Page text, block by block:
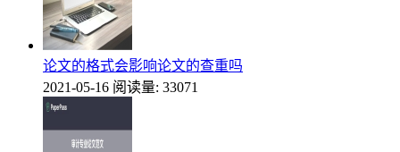
论文的格式会影响论文的查重吗
2021-05-16 阅读量: 33071